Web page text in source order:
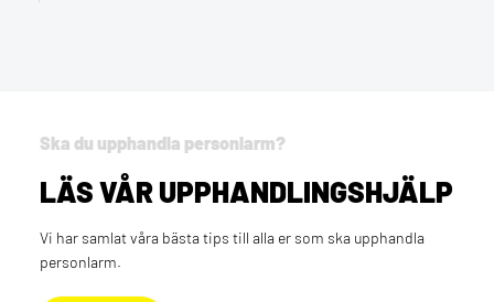
Ska du upphandla personlarm?
LÄS VÅR UPPHANDLINGSHJÄLP
Vi har samlat våra bästa tips till alla er som ska upphandla
personlarm.